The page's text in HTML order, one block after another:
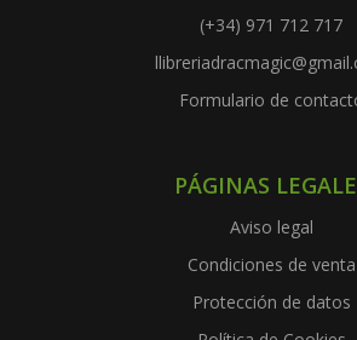
(+34) 971 712 717
Formulario de
PÁGINAS
Aviso legal
Condiciones de venta
Protección de datos